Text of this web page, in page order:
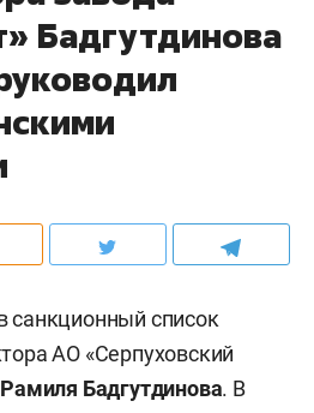
Бадгутдинова
санкционный список
АО «Серпуховский
Рамиля Бадгутдинова. В